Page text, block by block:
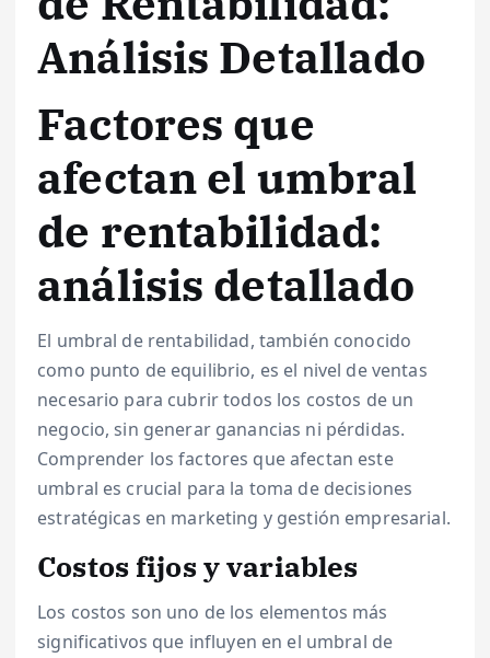
Análisis Detallado
Factores que
afectan el umbral
de rentabilidad:
análisis detallado
El umbral de rentabilidad, también conocido
como punto de equilibrio, es el nivel de ventas
necesario para cubrir todos los costos de un
negocio, sin generar ganancias ni pérdidas.
Comprender los factores que afectan este
umbral es crucial para la toma de decisiones
estratégicas en marketing y gestión empresarial.
Costos fijos y variables
Los costos son uno de los elementos más
significativos que influyen en el umbral de